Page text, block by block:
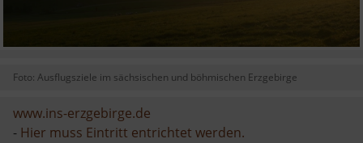
Foto: Ausflugsziele im sächsischen und böhmischen Erzgebirge
www.ins-erzgebirge.de
- Hier muss Eintritt entrichtet werden.